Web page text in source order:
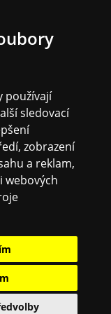
používají
sledovací
zobrazení
a reklam,
webových
dB